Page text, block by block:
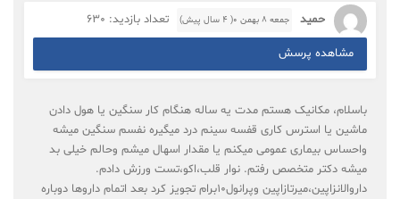
حمید جمعه ۸ بهمن ۰( 4 سال پیش) تعداد بازدید: 630
مشاهده پرسش
باسلام، مکانیک هستم مدت يه ساله هنگام کار سنگین یا هول دادن
ماشین یا استرس کاری قفسه سینم درد میگیره نفسم سنگین میشه
واحساس بیماری عمومی میکنم یا مقدار اسهال میشم وحالم خیلی بد
میشه دکتر متخصص رفتم. نوار قلب،اکو،تست ورزش دادم.
داروالانزاپین،میرتازاپین وپرانول10برام تجویز کرد بعد اتمام داروها دوباره